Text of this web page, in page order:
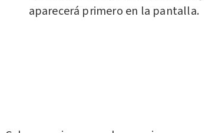
aparecerá primero en la pantalla.